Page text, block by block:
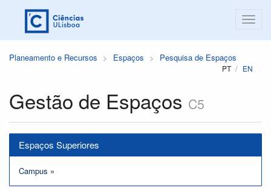
Planeamento e Recursos Espaços Pesquisa de Espaços
PT EN
Gestão de Espaços C5
Espaços Superiores
Campus »